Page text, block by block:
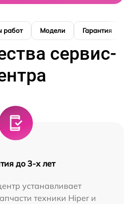
работ Модели Гарантия
сервис-
до 3-х лет
устанавливает
техники Hiper и